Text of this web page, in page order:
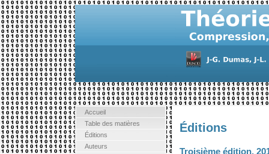
Accueil
Table des matières
Éditions
Auteurs
Éditions
Troisième édition,